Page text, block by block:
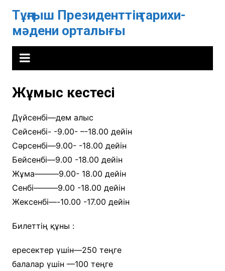
content
Тұңғыш Президенттің тарихи-
мәдени орталығы
Жұмыс кестесі
Дүйсенбі—дем алыс
Сейсенбі- -9.00- –-18.00 дейін
Сәрсенбі—9.00- -18.00 дейін
Бейсенбі—9.00 -18.00 дейін
Жұма———9.00- 18.00 дейін
Сенбі———9.00 -18.00 дейін
Жексенбі—-10.00 -17.00 дейін
Билеттің құны :
ересектер үшін—250 теңге
балалар үшін —100 теңге